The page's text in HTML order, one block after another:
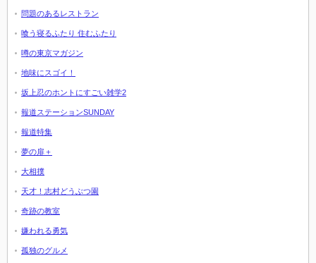
問題のあるレストラン
喰う寝るふたり 住むふたり
噂の東京マガジン
地味にスゴイ！
坂上忍のホントにすごい雑学2
報道ステーションSUNDAY
報道特集
夢の扉＋
大相撲
天才！志村どうぶつ園
奇跡の教室
嫌われる勇気
孤独のグルメ